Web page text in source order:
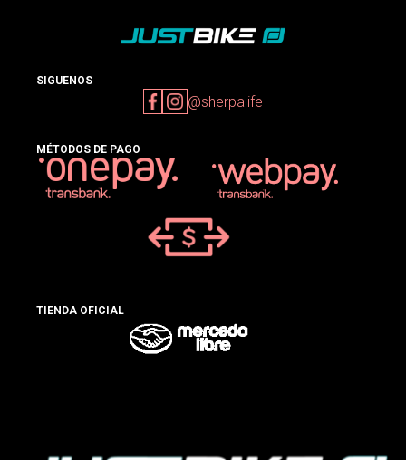
SIGUENOS
@sherpalife
MÉTODOS DE PAGO
TIENDA OFICIAL